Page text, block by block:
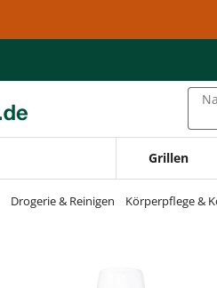
Grillen
Drogerie & Reinigen Körperpflege &